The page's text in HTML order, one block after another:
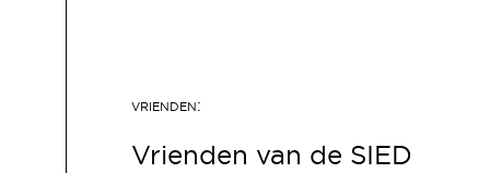
Vrienden van de SIED